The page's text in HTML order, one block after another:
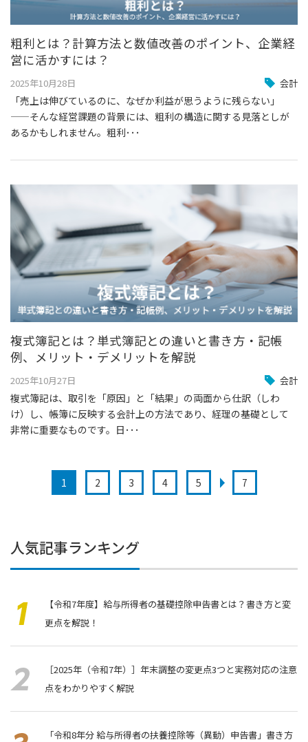
粗利とは？計算方法と数値改善のポイント、企業経
営に活かすには？
2025年10月28日 会計
「売上は伸びているのに、なぜか利益が思うように残らない」
——そんな経営課題の背景には、粗利の構造に関する見落としが
あるかもしれません。粗利･･･
複式簿記とは？単式簿記との違いと書き方・記帳
例、メリット・デメリットを解説
2025年10月27日 会計
複式簿記は、取引を「原因」と「結果」の両面から仕訳（しわ
け）し、帳簿に反映する会計上の方法であり、経理の基礎として
非常に重要なものです。日･･･
1 2 3 4 5 7
人気記事ランキング
【令和7年度】給与所得者の基礎控除申告書とは？書き方と変
更点を解説！
［2025年（令和7年）］年末調整の変更点3つと実務対応の注意
点をわかりやすく解説
「令和8年分 給与所得者の扶養控除等（異動）申告書」書き⽅